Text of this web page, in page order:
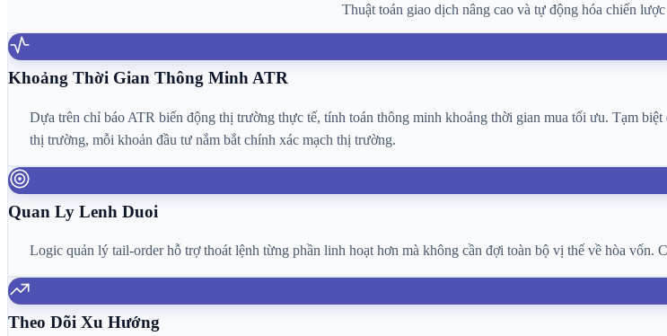
Thuật toán giao dịch nâng cao và tự động hóa chiến
Khoảng Thời Gian Thông Minh ATR
Dựa trên chỉ báo ATR biến động thị trường thực tế, tính toán thông minh khoảng thời gian mua tối ưu. Tạm
thị trường, mỗi khoản đầu tư nắm bắt chính xác mạch thị trường.
Quan Ly Lenh Duoi
Logic quản lý tail-order hỗ trợ thoát lệnh từng phần linh hoạt hơn mà không cần đợi toàn bộ vị thế về hòa
Theo Dõi Xu Hướng